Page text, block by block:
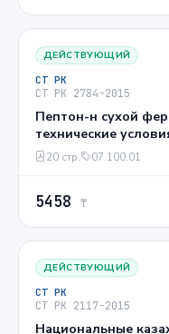
ДЕЙСТВУЮЩИЙ
СТ РК
СТ РК 2784-2015
Пептон-н сухой
технические
20 стр. 07.100.01
5458 ₸
ДЕЙСТВУЮЩИЙ
СТ РК
СТ РК 2117-2015
Национальные